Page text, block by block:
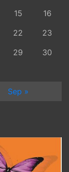
15
16
22
23
29
30
Sep »